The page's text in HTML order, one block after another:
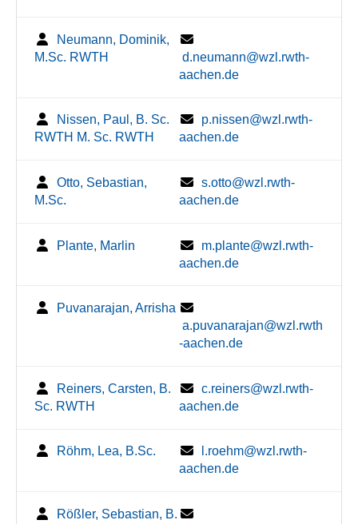
Neumann, Dominik,
M.Sc. RWTH
d.neumann@wzl.rwth-
aachen.de
Nissen, Paul, B. Sc.
RWTH M. Sc. RWTH
p.nissen@wzl.rwth-
aachen.de
Otto, Sebastian,
M.Sc.
s.otto@wzl.rwth-
aachen.de
Plante, Marlin
m.plante@wzl.rwth-
aachen.de
Puvanarajan, Arrisha
a.puvanarajan@wzl.rwth
-aachen.de
Reiners, Carsten, B.
Sc. RWTH
c.reiners@wzl.rwth-
aachen.de
Röhm, Lea, B.Sc.
l.roehm@wzl.rwth-
aachen.de
Rößler, Sebastian, B.